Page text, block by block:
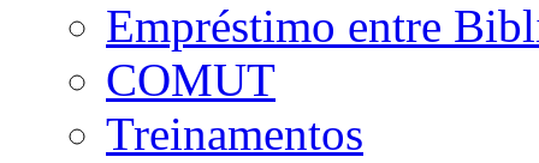
Empréstimo entre
COMUT
Treinamentos